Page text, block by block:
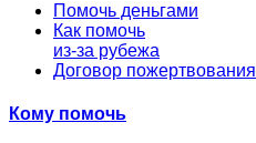
Помочь деньгами
Как помочь
из-за рубежа
Договор пожертвования
Кому помочь